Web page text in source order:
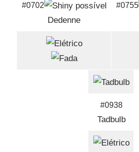
#0702
Dedenne
#0755
#0938
Tadbulb